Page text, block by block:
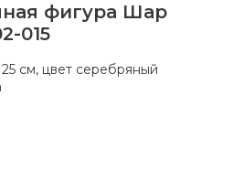
фигура Шар
015
см, цвет серебряный